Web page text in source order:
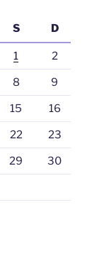
S D
1 2
8 9
15 16
22 23
29 30